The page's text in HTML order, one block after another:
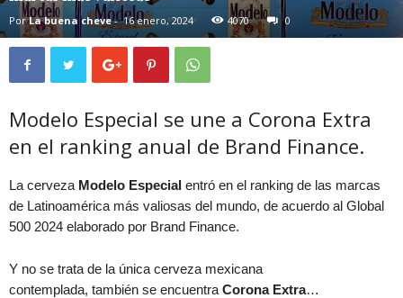
Por La buena cheve- 16 enero, 2024 4070 0
Modelo Especial se une a Corona Extra
en el ranking anual de Brand Finance.
La cerveza Modelo Especial entró en el ranking de las marcas
de Latinoamérica más valiosas del mundo, de acuerdo al Global
500 2024 elaborado por Brand Finance.
Y no se trata de la única cerveza mexicana
contemplada, también se encuentra Corona Extra…